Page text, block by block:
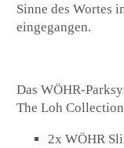
Sinne des Wortes
eingegangen.
Das WÖHR-
The Loh
2x WÖHR